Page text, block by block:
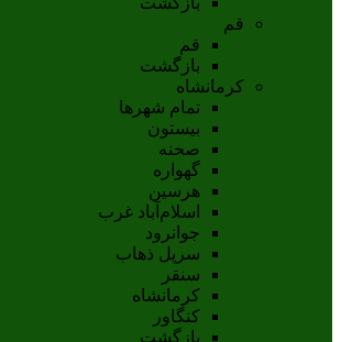
قم
قم
بازگشت
کرمانشاه
تمام شهر‌ها
بیستون
صحنه
گهواره
هرسین
اسلام‌‌آباد غرب
جوانرود
سرپل ذهاب
سنقر
کرمانشاه
کنگاور
بازگشت